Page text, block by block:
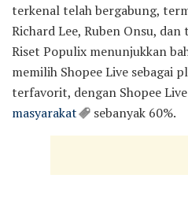
terkenal telah bergabung,
Richard Lee, Ruben Onsu,
Riset Populix menunjukkan
memilih Shopee Live sebagai
terfavorit, dengan Shopee
masyarakat
sebanyak 60%.